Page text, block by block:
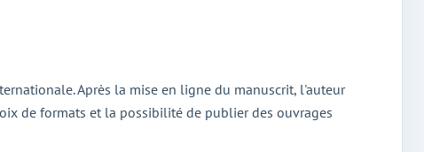
Après la mise en ligne du manuscrit, l'auteur
de formats et la possibilité de publier des ouvrages